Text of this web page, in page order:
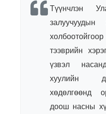
Түүнчлэн
залуучуудын
тээврийн
үзвэл
хуулийн
хөдөлгөөнд
доош насны